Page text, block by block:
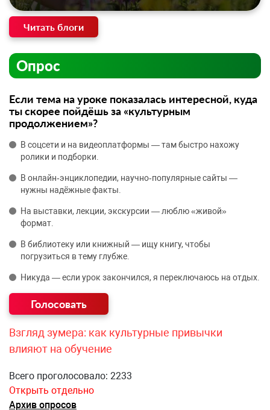
Читать блоги
Опрос
Если тема на уроке показалась интересной, куда
ты скорее пойдёшь за «культурным
продолжением»?
В соцсети и на видеоплатформы — там быстро нахожу
ролики и подборки.
В онлайн‑энциклопедии, научно‑популярные сайты —
нужны надёжные факты.
На выставки, лекции, экскурсии — люблю «живой»
формат.
В библиотеку или книжный — ищу книгу, чтобы
погрузиться в тему глубже.
Никуда — если урок закончился, я переключаюсь на отдых.
Взгляд зумера: как культурные привычки
влияют на обучение
Всего проголосовало: 2233
Открыть отдельно
Архив опросов